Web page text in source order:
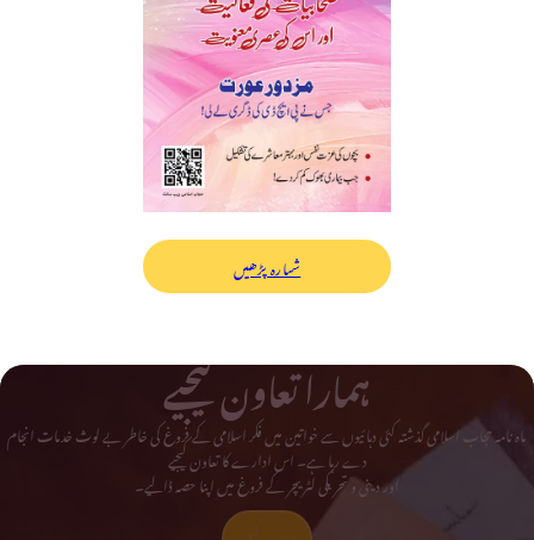
شمارہ پڑھیں
ہمارا تعاون کیجیے
ماہ نامہ حجاب اسلامی گذشتہ کئی دہائیوں سے خواتین میں فکر اسلامی کے فروغ کی خاطر بے لوث خدمات انجام
دے رہا ہے۔ اس ادارے کا تعاون کیجیے
اور دینی و تحریکی لٹریچر کے فروغ میں اپنا حصہ ڈالیے۔